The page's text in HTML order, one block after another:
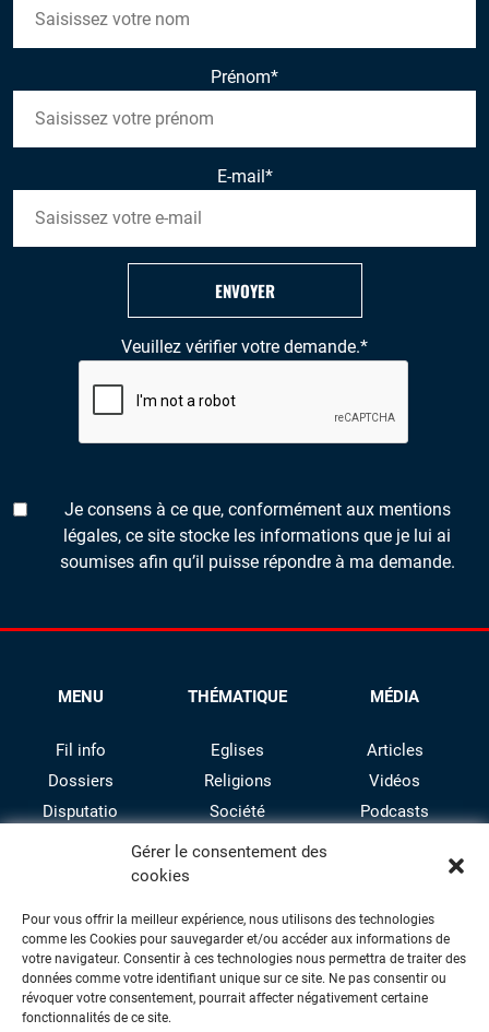
Gérer le consentement des
cookies
Pour vous offrir la meilleur expérience, nous utilisons des technologies
comme les Cookies pour sauvegarder et/ou accéder aux informations de
votre navigateur. Consentir à ces technologies nous permettra de traiter des
données comme votre identifiant unique sur ce site. Ne pas consentir ou
révoquer votre consentement, pourrait affecter négativement certaine
fonctionnalités de ce site.
Prénom*
E-mail*
Veuillez vérifier votre demande.*
Je consens à ce que, conformément aux mentions
légales, ce site stocke les informations que je lui ai
soumises afin qu’il puisse répondre à ma demande.
ENVOYER
MENU
Fil info
Dossiers
Disputatio
THÉMATIQUE
Eglises
Religions
Société
Culture
MÉDIA
Articles
Vidéos
Podcasts